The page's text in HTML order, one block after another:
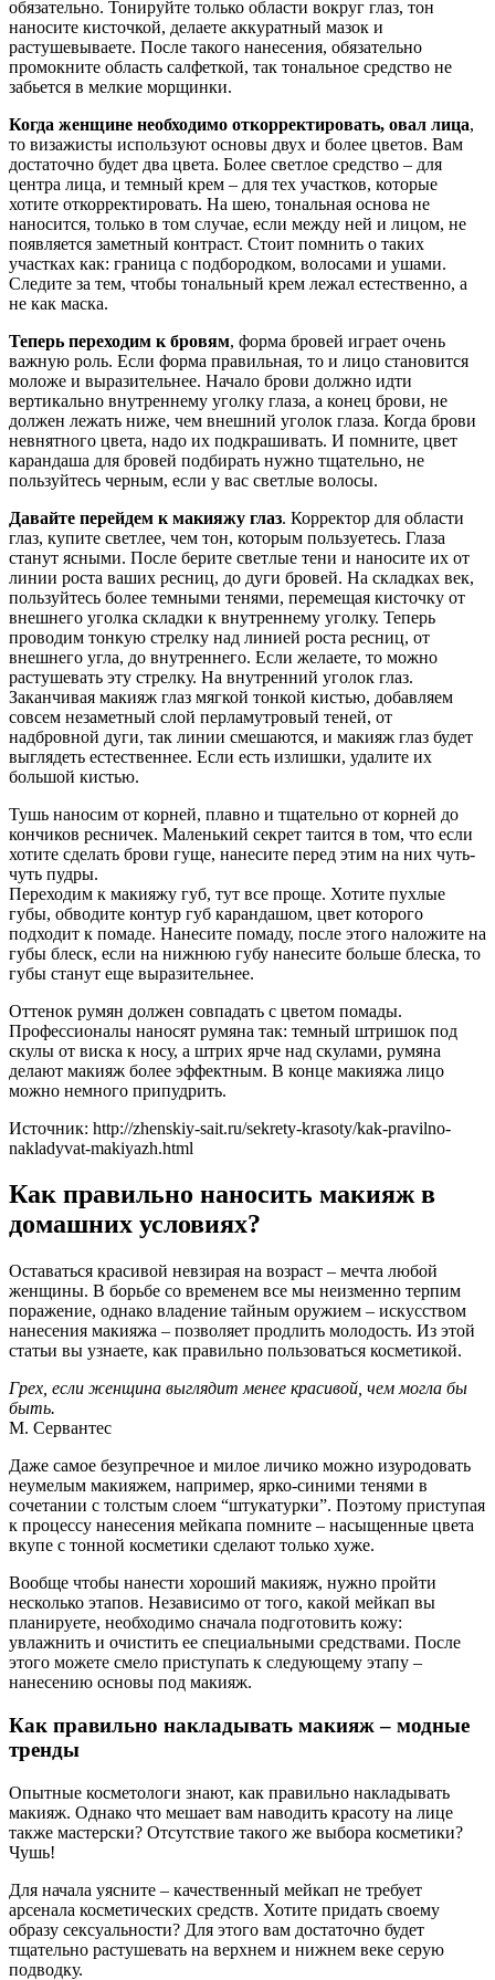
обязательно. Тонируйте только области вокруг глаз, тон
наносите кисточкой, делаете аккуратный мазок и
растушевываете. После такого нанесения, обязательно
промокните область салфеткой, так тональное средство не
забьется в мелкие морщинки.
Когда женщине необходимо откорректировать, овал лица,
то визажисты используют основы двух и более цветов. Вам
достаточно будет два цвета. Более светлое средство – для
центра лица, и темный крем – для тех участков, которые
хотите откорректировать. На шею, тональная основа не
наносится, только в том случае, если между ней и лицом, не
появляется заметный контраст. Стоит помнить о таких
участках как: граница с подбородком, волосами и ушами.
Следите за тем, чтобы тональный крем лежал естественно, а
не как маска.
Теперь переходим к бровям, форма бровей играет очень
важную роль. Если форма правильная, то и лицо становится
моложе и выразительнее. Начало брови должно идти
вертикально внутреннему уголку глаза, а конец брови, не
должен лежать ниже, чем внешний уголок глаза. Когда брови
невнятного цвета, надо их подкрашивать. И помните, цвет
карандаша для бровей подбирать нужно тщательно, не
пользуйтесь черным, если у вас светлые волосы.
Давайте перейдем к макияжу глаз. Корректор для области
глаз, купите светлее, чем тон, которым пользуетесь. Глаза
станут ясными. После берите светлые тени и наносите их от
линии роста ваших ресниц, до дуги бровей. На складках век,
пользуйтесь более темными тенями, перемещая кисточку от
внешнего уголка складки к внутреннему уголку. Теперь
проводим тонкую стрелку над линией роста ресниц, от
внешнего угла, до внутреннего. Если желаете, то можно
растушевать эту стрелку. На внутренний уголок глаз.
Заканчивая макияж глаз мягкой тонкой кистью, добавляем
совсем незаметный слой перламутровый теней, от
надбровной дуги, так линии смешаются, и макияж глаз будет
выглядеть естественнее. Если есть излишки, удалите их
большой кистью.
Тушь наносим от корней, плавно и тщательно от корней до
кончиков ресничек. Маленький секрет таится в том, что если
хотите сделать брови гуще, нанесите перед этим на них чуть-
чуть пудры.
Переходим к макияжу губ, тут все проще. Хотите пухлые
губы, обводите контур губ карандашом, цвет которого
подходит к помаде. Нанесите помаду, после этого наложите на
губы блеск, если на нижнюю губу нанесите больше блеска, то
губы станут еще выразительнее.
Оттенок румян должен совпадать с цветом помады.
Профессионалы наносят румяна так: темный штришок под
скулы от виска к носу, а штрих ярче над скулами, румяна
делают макияж более эффектным. В конце макияжа лицо
можно немного припудрить.
Источник: http://zhenskiy-sait.ru/sekrety-krasoty/kak-pravilno-
nakladyvat-makiyazh.html
Как правильно наносить макияж в
домашних условиях?
Оставаться красивой невзирая на возраст – мечта любой
женщины. В борьбе со временем все мы неизменно терпим
поражение, однако владение тайным оружием – искусством
нанесения макияжа – позволяет продлить молодость. Из этой
статьи вы узнаете, как правильно пользоваться косметикой.
Грех, если женщина выглядит менее красивой, чем могла бы
быть.
М. Сервантес
Даже самое безупречное и милое личико можно изуродовать
неумелым макияжем, например, ярко-синими тенями в
сочетании с толстым слоем “штукатурки”. Поэтому приступая
к процессу нанесения мейкапа помните – насыщенные цвета
вкупе с тонной косметики сделают только хуже.
Вообще чтобы нанести хороший макияж, нужно пройти
несколько этапов. Независимо от того, какой мейкап вы
планируете, необходимо сначала подготовить кожу:
увлажнить и очистить ее специальными средствами. После
этого можете смело приступать к следующему этапу –
нанесению основы под макияж.
Как правильно накладывать макияж – модные
тренды
Опытные косметологи знают, как правильно накладывать
макияж. Однако что мешает вам наводить красоту на лице
также мастерски? Отсутствие такого же выбора косметики?
Чушь!
Для начала уясните – качественный мейкап не требует
арсенала косметических средств. Хотите придать своему
образу сексуальности? Для этого вам достаточно будет
тщательно растушевать на верхнем и нижнем веке серую
подводку.